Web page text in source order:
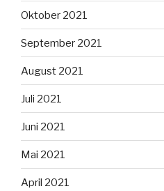
Oktober 2021
September 2021
August 2021
Juli 2021
Juni 2021
Mai 2021
April 2021